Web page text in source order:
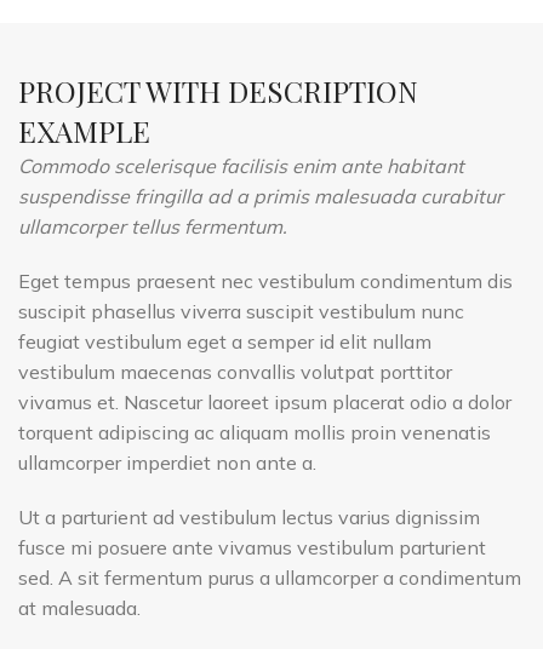
PROJECT WITH DESCRIPTION
EXAMPLE
Commodo scelerisque facilisis enim ante habitant
suspendisse fringilla ad a primis malesuada curabitur
ullamcorper tellus fermentum.
Eget tempus praesent nec vestibulum condimentum dis
suscipit phasellus viverra suscipit vestibulum nunc
feugiat vestibulum eget a semper id elit nullam
vestibulum maecenas convallis volutpat porttitor
vivamus et. Nascetur laoreet ipsum placerat odio a dolor
torquent adipiscing ac aliquam mollis proin venenatis
ullamcorper imperdiet non ante a.
Ut a parturient ad vestibulum lectus varius dignissim
fusce mi posuere ante vivamus vestibulum parturient
sed. A sit fermentum purus a ullamcorper a condimentum
at malesuada.